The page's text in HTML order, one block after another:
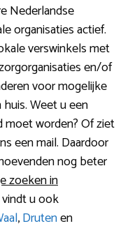
Nederlandse
organisaties actief.
verswinkels met
en/of
voor mogelijke
Weet u een
worden? Of ziet
een mail. Daardoor
nog beter
zoeken in
u ook
,Drutenen